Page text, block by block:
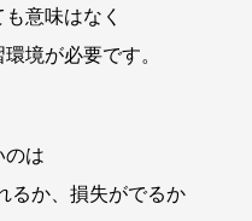
意味はなく
境が必要です。
のは
るか、損失がでるか